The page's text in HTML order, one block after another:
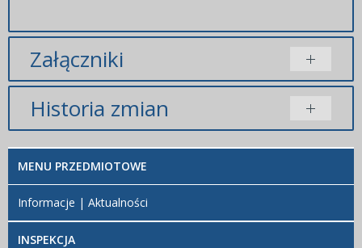
Załączniki
Brak załączników.
Historia zmian
Opis zmian Data Osoba
Porównaj
Artykuł
utworzony.
niedziela, 17
16:52
MENU PRZEDMIOTOWE
Informacje | Aktualności
INSPEKCJA